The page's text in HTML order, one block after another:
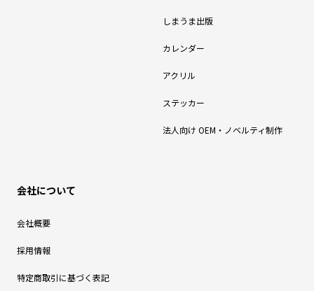
しまうま出版
カレンダー
アクリル
ステッカー
法人向け OEM・ノベルティ制作
会社について
会社概要
採用情報
特定商取引に基づく表記